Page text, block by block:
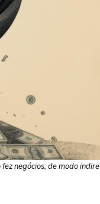
negócios, de modo